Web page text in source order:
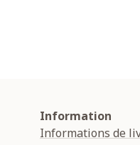
Information
Informations de